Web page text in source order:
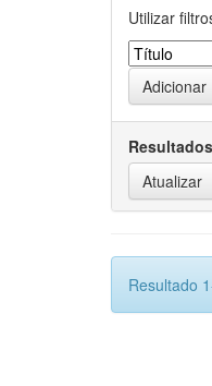
Utilizar
Resultado